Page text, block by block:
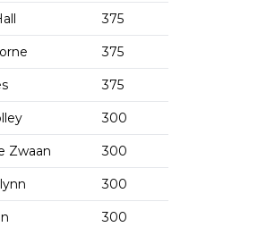
375
375
375
300
Zwaan 300
300
300